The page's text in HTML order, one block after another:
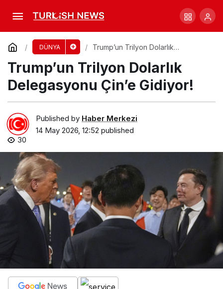
DÜNYA
Trump’un Trilyon Dolarlık
Trump’un Trilyon Dolarlık
Delegasyonu Çin’e Gidiyor!
Published by Haber Merkezi
14 May 2026, 12:52 published
30
Öldürücü Annenin Çocuklarından Korku
İtirafıComment Share